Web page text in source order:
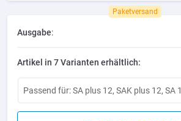
Paketversand
Ausgabe:
Artikel in 7 Varianten erhältlich:
Passend für: SA plus 12, SAK plus 12, SA